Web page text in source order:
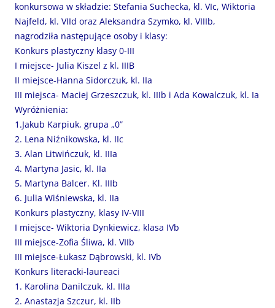
konkursowa w składzie: Stefania Suchecka, kl. VIc, Wiktoria
Najfeld, kl. VIId oraz Aleksandra Szymko, kl. VIIIb,
nagrodziła następujące osoby i klasy:
Konkurs plastyczny klasy 0-III
I miejsce- Julia Kiszel z kl. IIIB
II miejsce-Hanna Sidorczuk, kl. IIa
III miejsca- Maciej Grzeszczuk, kl. IIIb i Ada Kowalczuk, kl. Ia
Wyróżnienia:
1.Jakub Karpiuk, grupa „0”
2. Lena Niźnikowska, kl. IIc
3. Alan Litwińczuk, kl. IIIa
4. Martyna Jasic, kl. IIa
5. Martyna Balcer. Kl. IIIb
6. Julia Wiśniewska, kl. IIa
Konkurs plastyczny, klasy IV-VIII
I miejsce- Wiktoria Dynkiewicz, klasa IVb
III miejsce-Zofia Śliwa, kl. VIIb
III miejsce-Łukasz Dąbrowski, kl. IVb
Konkurs literacki-laureaci
1. Karolina Danilczuk, kl. IIIa
2. Anastazja Szczur, kl. IIb